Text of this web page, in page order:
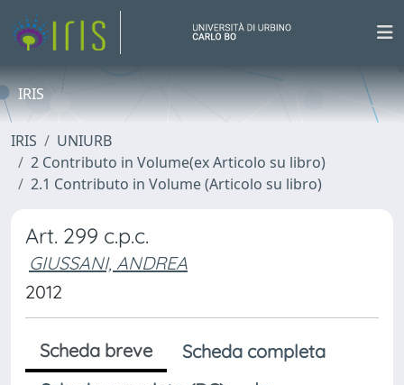
IRIS
IRIS
UNIURB
2 Contributo in Volume(ex Articolo su libro)
2.1 Contributo in Volume (Articolo su libro)
Art. 299 c.p.c.
GIUSSANI, ANDREA
2012
Scheda breve
Scheda completa